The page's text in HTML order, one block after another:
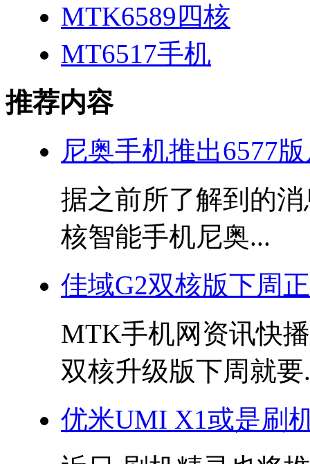
MTK6589四核
MT6517手机
推荐内容
尼奥手机推出6577
据之前所了解到的
核智能手机尼奥...
佳域G2双核版下周
MTK手机网资讯快
双核升级版下周就要
优米UMI X1或是刷